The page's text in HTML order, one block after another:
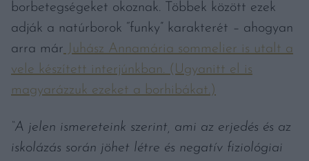
borbetegségeket okoznak. Többek között ezek
adják a natúrborok “funky” karakterét – ahogyan
arra már Juhász Annamária sommelier is utalt a
vele készített interjúnkban. (Ugyanitt el is
magyarázzuk ezeket a borhibákat.)
“A jelen ismereteink szerint, ami az erjedés és az
iskolázás során jöhet létre és negatív fiziológiai